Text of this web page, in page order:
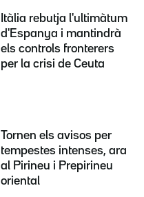
Itàlia rebutja l'ultimàtum
d'Espanya i mantindrà
els controls fronterers
per la crisi de Ceuta
Tornen els avisos per
tempestes intenses, ara
al Pirineu i Prepirineu
oriental